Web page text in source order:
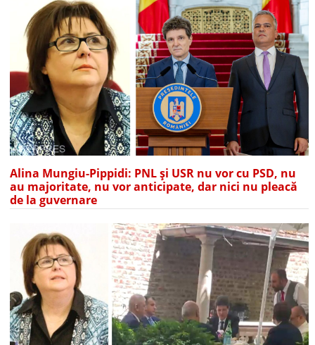
Alina Mungiu-Pippidi: PNL și USR nu vor cu PSD, nu
au majoritate, nu vor anticipate, dar nici nu pleacă
de la guvernare